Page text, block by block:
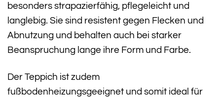
besonders strapazierfähig, pflegeleicht und
langlebig. Sie sind resistent gegen Flecken und
Abnutzung und behalten auch bei starker
Beanspruchung lange ihre Form und Farbe.
Der Teppich ist zudem
fußbodenheizungsgeeignet und somit ideal für